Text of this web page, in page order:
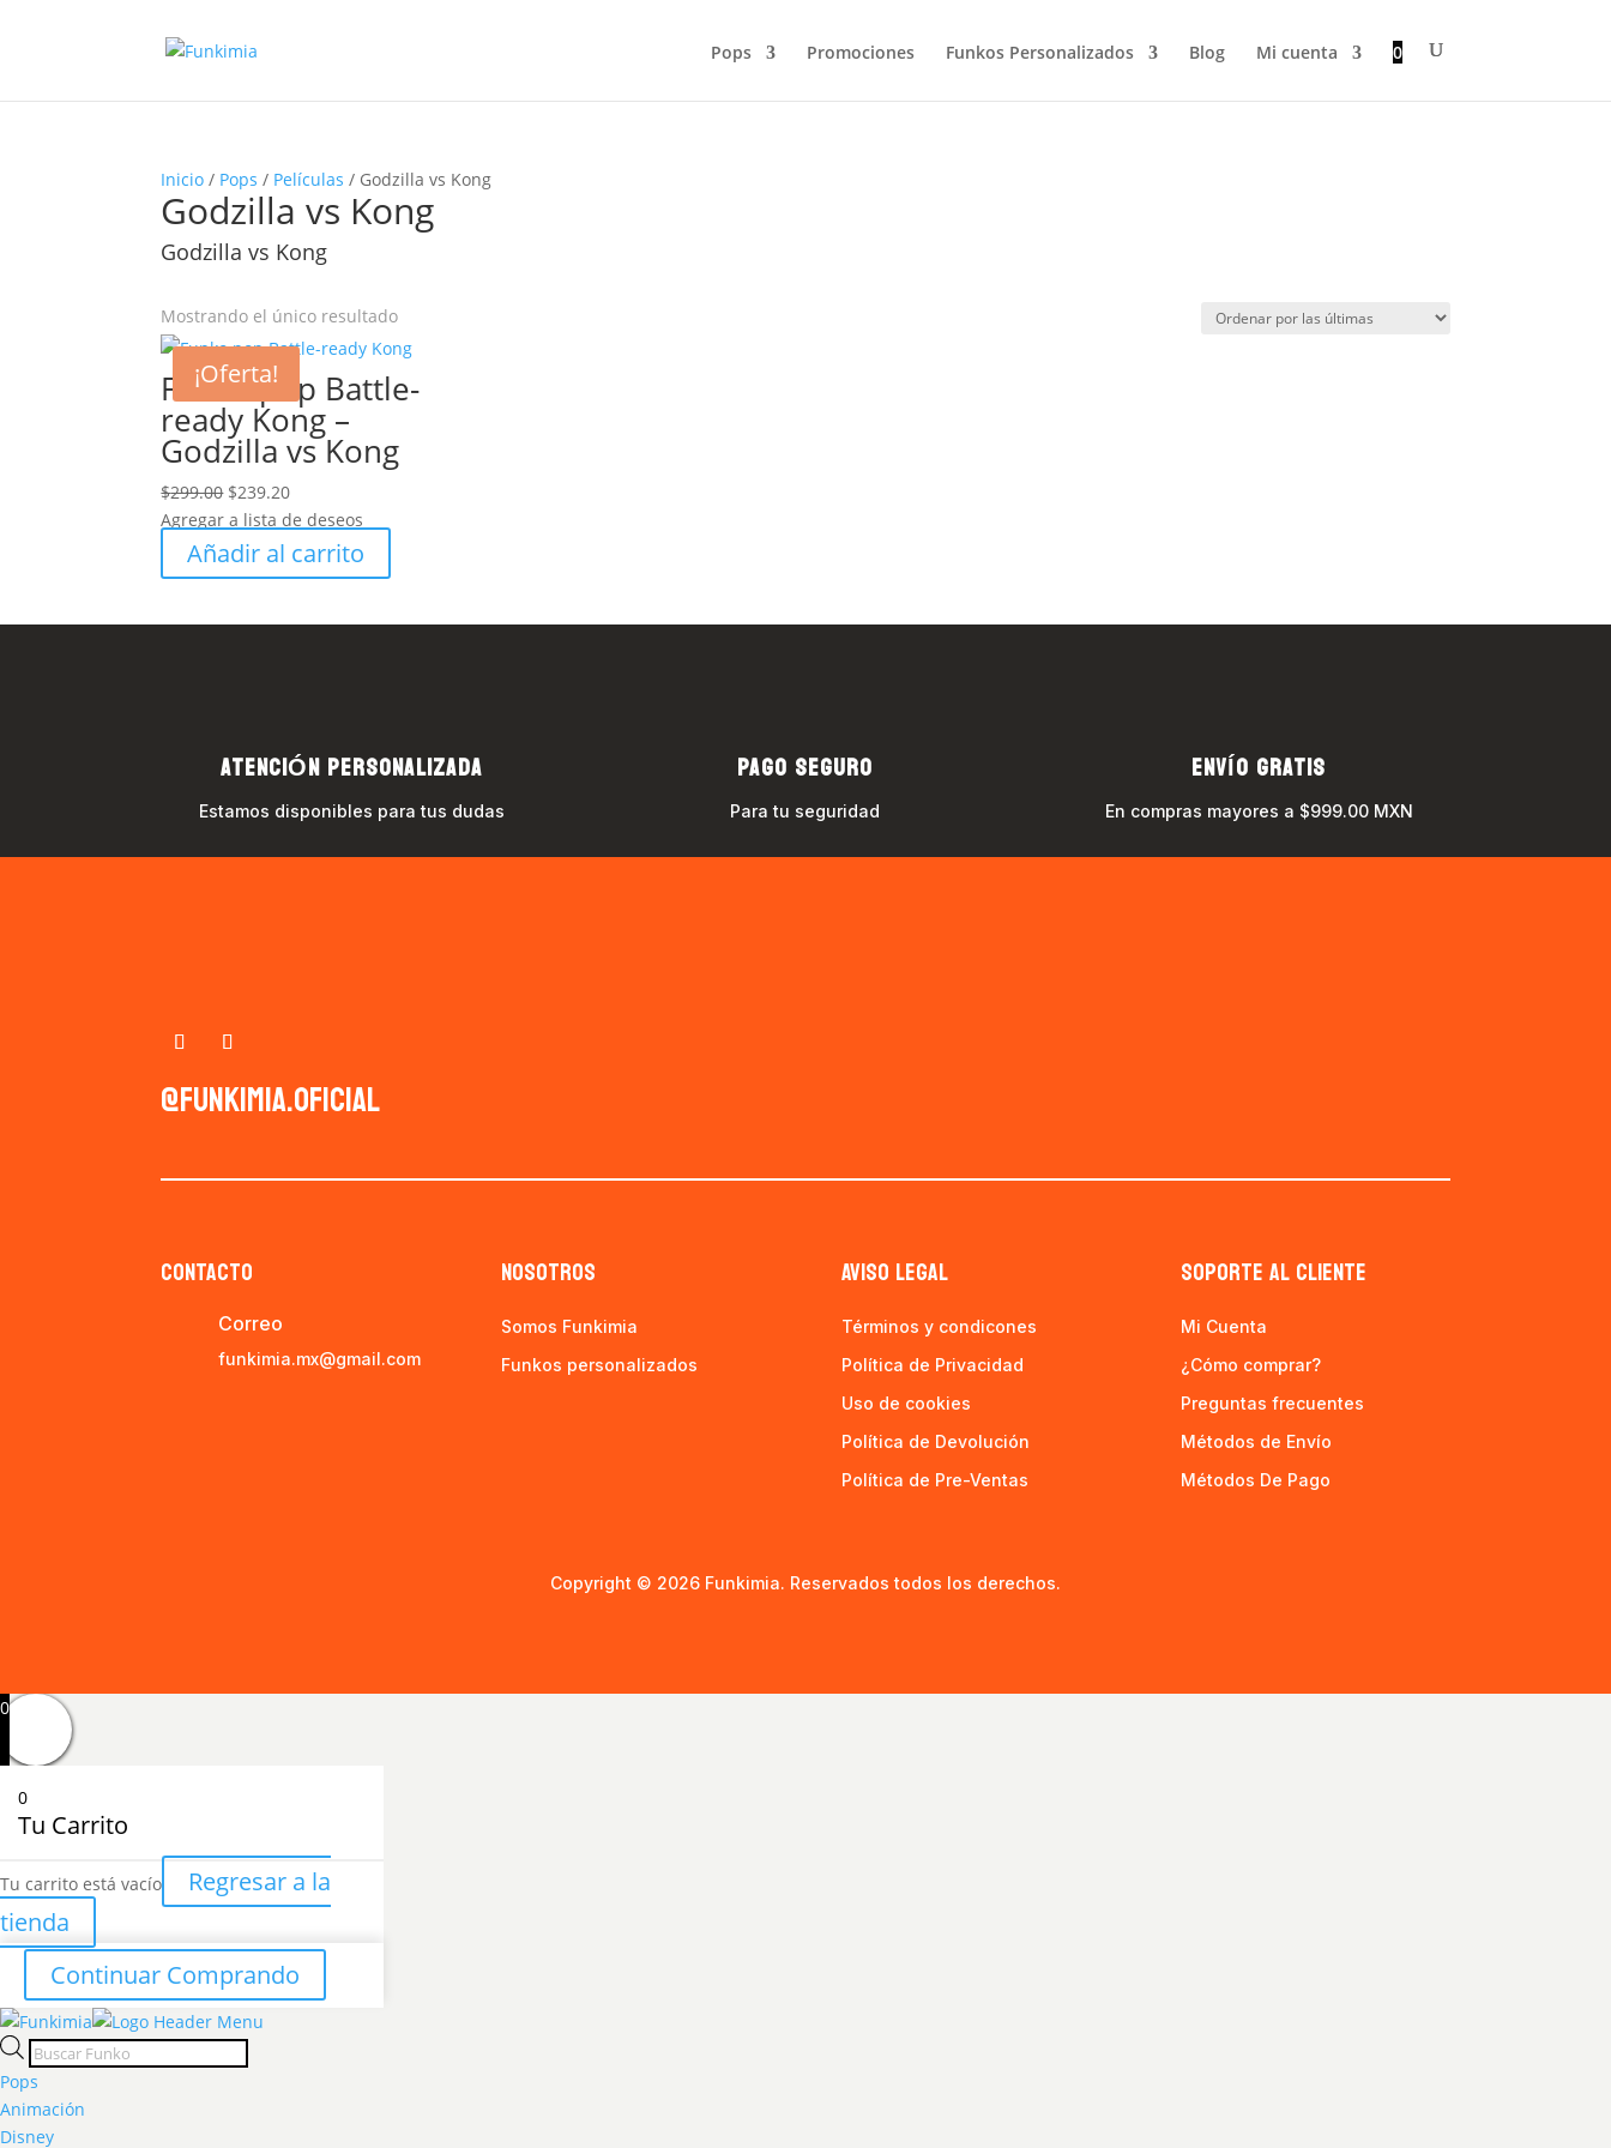
Pops Promociones Funkos Personalizados Blog Mi cuenta 0
Inicio / Pops / Películas / Godzilla vs Kong
Godzilla vs Kong
Godzilla vs Kong
Mostrando el único resultado
¡Oferta!
Funko pop Battle-
ready Kong –
Godzilla vs Kong
$299.00 Original
price
was:
$299.00.
$239.20Current
price
is:
$239.20.
Agregar a lista de deseos
Añadir al carrito
ATENCIÓN PERSONALIZADA
Estamos disponibles para tus dudas
PAGO SEGURO
Para tu seguridad
ENVÍO GRATIS
En compras mayores a $999.00 MXN
@funkimia.oficial
CONTACTO
Correo
funkimia.mx@gmail.com
NOSOTROS
Somos Funkimia
Funkos personalizados
AVISO LEGAL
Términos y condicones
Política de Privacidad
Uso de cookies
Política de Devolución
Política de Pre-Ventas
SOPORTE AL CLIENTE
Mi Cuenta
¿Cómo comprar?
Preguntas frecuentes
Métodos de Envío
Métodos De Pago
Copyright © 2026 Funkimia. Reservados todos los derechos.
0
0
Tu Carrito
Tu carrito está vacío
Regresar a la
tienda
Continuar Comprando
Products
search
Pops
Animación
Disney